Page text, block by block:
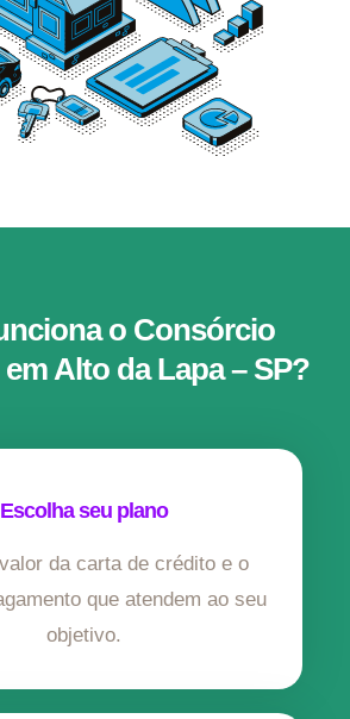
o Consórcio
Alto da Lapa – SP?
Escolha seu plano
da carta de crédito e o
que atendem ao seu
objetivo.